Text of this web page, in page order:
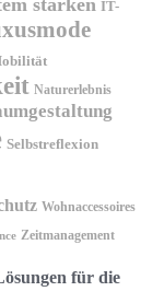
stärken IT-
Naturerlebnis
Selbstreflexion
Wohnaccessoires
Zeitmanagement
für die